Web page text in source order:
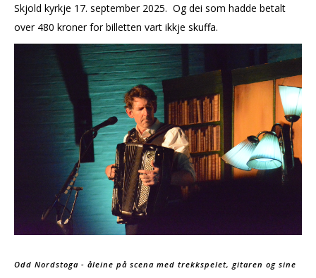
KYRKJENE
KONTAKT
KYRKJEBLADET
RÅD OG UTVAL
Skjold kyrkje 17. september 2025. Og dei som hadde betalt
over 480 kroner for billetten vart ikkje skuffa.
Odd Nordstoga - åleine på scena med trekkspelet, gitaren og sine